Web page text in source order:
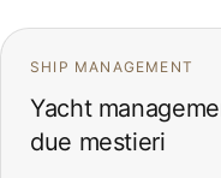
SHIP MANAGEMENT
Yacht
due mestieri